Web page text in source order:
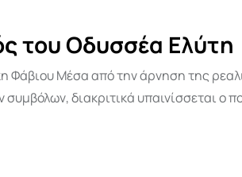
του Οδυσσέα Ελύτη
Φάβιου Μέσα από την άρνηση της
διακριτικά υπαινίσσεται ο